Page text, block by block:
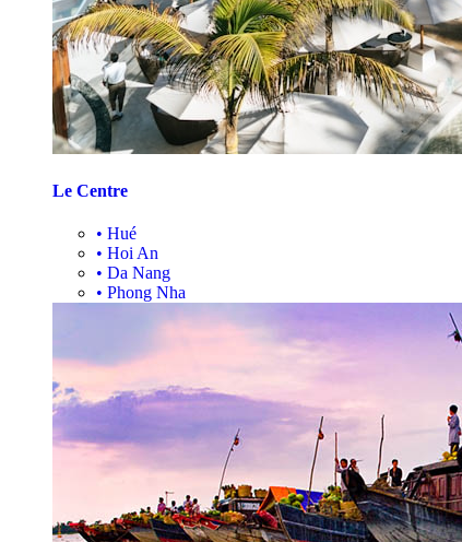
Le Centre
• Hué
• Hoi An
• Da Nang
• Phong Nha